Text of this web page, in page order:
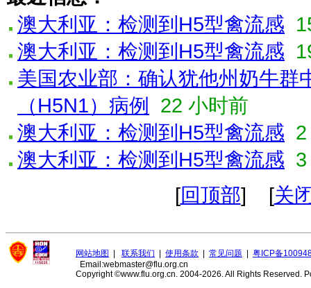
澳大利亚：检测到H5型禽流感
澳大利亚：检测到H5型禽流感
美国农业部：确认犹他州奶牛群
（H5N1）病例
22 小时前
澳大利亚：检测到H5型禽流感
澳大利亚：检测到H5型禽流感
[回顶部] [关
网站地图 联系我们 使用条款 常见问题
粤ICP备
Email:webmaster@flu.org.cn
Copyright ©www.flu.org.cn. 2004-2026. All Rights Reserved.